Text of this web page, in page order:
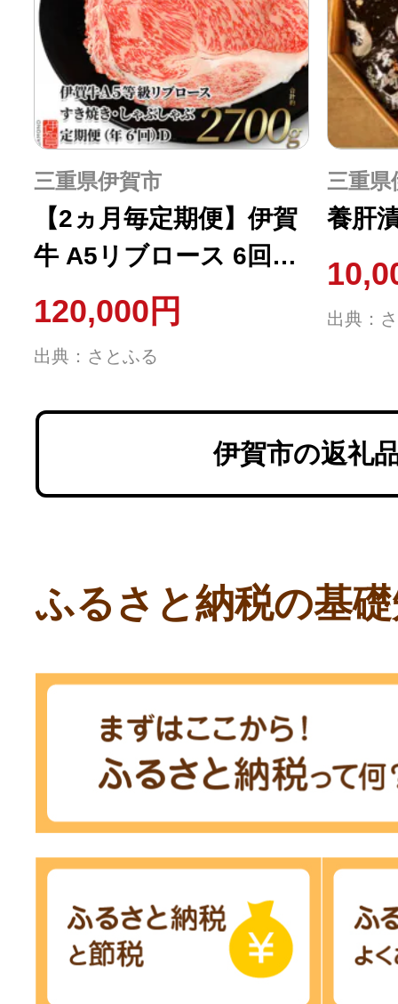
三重県伊賀市
【2ヵ月毎定期便】伊賀
牛 A5リブロース 6回定
期便コースD 合計2700g
全6回
120,000円
出典：さとふる
三重県
養肝
出典：
伊賀市の返礼
ふるさと納税の基